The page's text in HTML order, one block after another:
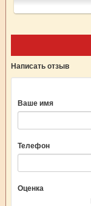
Написать отзыв
Ваше имя
Телефон
Оценка